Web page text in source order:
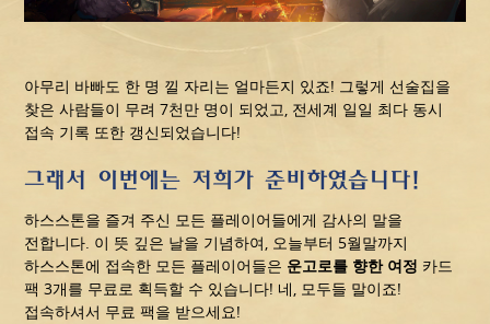
아무리 바빠도 한 명 낄 자리는 얼마든지 있죠! 그렇게 선술집을
찾은 사람들이 무려 7천만 명이 되었고, 전세계 일일 최다 동시
접속 기록 또한 갱신되었습니다!
그래서 이번에는 저희가 준비하였습니다!
하스스톤을 즐겨 주신 모든 플레이어들에게 감사의 말을
전합니다. 이 뜻 깊은 날을 기념하여, 오늘부터 5월말까지
하스스톤에 접속한 모든 플레이어들은 운고로를 향한 여정 카드
팩 3개를 무료로 획득할 수 있습니다! 네, 모두들 말이죠!
접속하셔서 무료 팩을 받으세요!